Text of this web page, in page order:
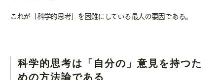
これが「科学的思考」を困難にしている最大の要因である。
科学的思考は「自分の」意見を持つた
めの方法論である